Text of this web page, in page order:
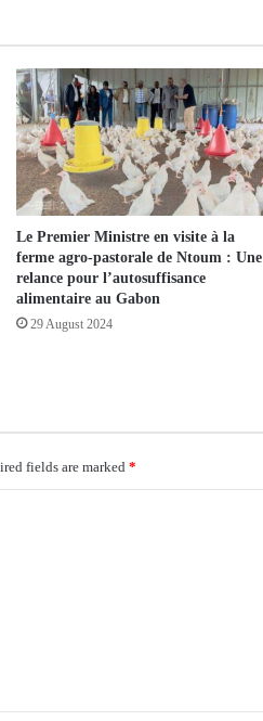
Le Premier Ministre en visite à la
ferme agro-pastorale de Ntoum : Une
relance pour l’autosuffisance
alimentaire au Gabon
29 August 2024
fields are marked *